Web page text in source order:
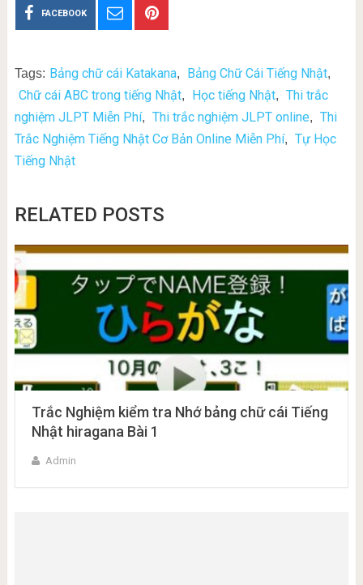
FACEBOOK
Tags: Bảng chữ cái Katakana, Bảng Chữ Cái Tiếng Nhật,
Chữ cái ABC trong tiếng Nhật, Học tiếng Nhật, Thi trắc
nghiệm JLPT Miễn Phí, Thi trắc nghiệm JLPT online, Thi
Trắc Nghiệm Tiếng Nhật Cơ Bản Online Miễn Phí, Tự Học
Tiếng Nhật
RELATED POSTS
Trắc Nghiệm kiểm tra Nhớ bảng chữ cái Tiếng
Nhật hiragana Bài 1
Admin